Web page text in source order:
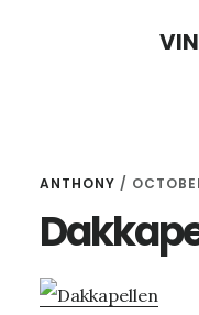
ANTHONY /